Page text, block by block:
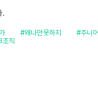
.
#왜나만못하지 #주니
조직